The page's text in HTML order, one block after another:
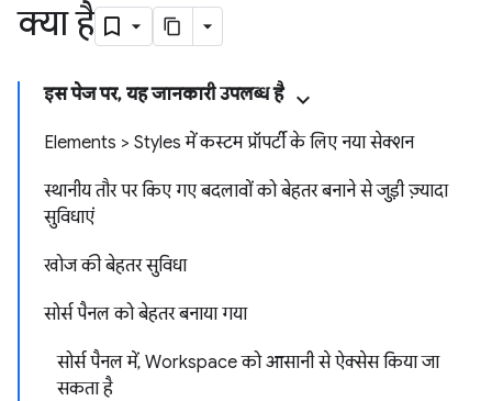
क्या है
इस पेज पर, यह जानकारी उपलब्ध है
Elements > Styles में कस्टम प्रॉपर्टी के लिए नया सेक्शन
स्थानीय तौर पर किए गए बदलावों को बेहतर बनाने से जुड़ी ज़्यादा
सुविधाएं
खोज की बेहतर सुविधा
सोर्स पैनल को बेहतर बनाया गया
सोर्स पैनल में, Workspace को आसानी से ऐक्सेस किया जा
सकता है